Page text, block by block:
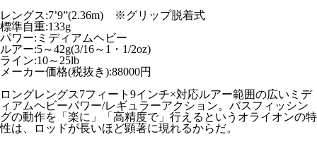
レングス:7’9”(2.36m) ※グリップ脱着式
標準自重:133g
パワー:ミディアムヘビー
ルアー:5～42g(3/16～1・1/2oz)
ライン:10～25lb
メーカー価格(税抜き):88000円
ロングレングス7フィート9インチ×対応ルアー範囲の広いミデ
ィアムヘビーパワー/レギュラーアクション。バスフィッシン
グの動作を「楽に」「高精度で」行えるというオライオンの特
性は、ロッドが長いほど顕著に現れるからだ。